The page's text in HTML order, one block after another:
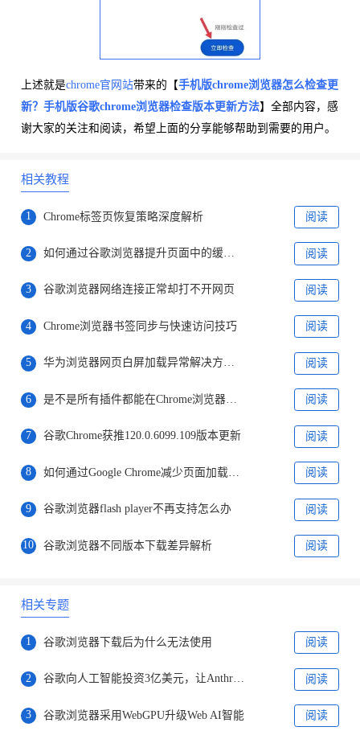
上述就是chrome官网站带来的【手机版chrome浏览器怎么检查更
新？手机版谷歌chrome浏览器检查版本更新方法】全部内容，感
谢大家的关注和阅读，希望上面的分享能够帮助到需要的用户。
相关教程
1 Chrome标签页恢复策略深度解析 阅读
2 如何通过谷歌浏览器提升页面中的缓存命中率 阅读
3 谷歌浏览器网络连接正常却打不开网页 阅读
4 Chrome浏览器书签同步与快速访问技巧 阅读
5 华为浏览器网页白屏加载异常解决方案解析 阅读
6 是不是所有插件都能在Chrome浏览器中稳定运行 阅读
7 谷歌Chrome获推120.0.6099.109版本更新 阅读
8 如何通过Google Chrome减少页面加载时的阻塞 阅读
9 谷歌浏览器flash player不再支持怎么办 阅读
10 谷歌浏览器不同版本下载差异解析 阅读
相关专题
1 谷歌浏览器下载后为什么无法使用 阅读
2 谷歌向人工智能投资3亿美元，让Anthropic继续提升实力 阅读
3 谷歌浏览器采用WebGPU升级Web AI智能 阅读